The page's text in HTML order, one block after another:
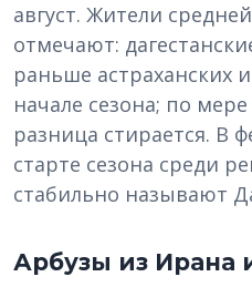
август. Жители
отмечают:
раньше астраханских
начале сезона; по
разница стирается. В
старте сезона среди
стабильно называют
Арбузы из Ирана